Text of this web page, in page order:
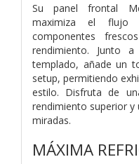
Su panel frontal
maximiza el flujo
componentes
rendimiento. Junto
templado, añade un
setup, permitiendo
estilo. Disfruta de
rendimiento superior y
miradas.
MÁXIMA